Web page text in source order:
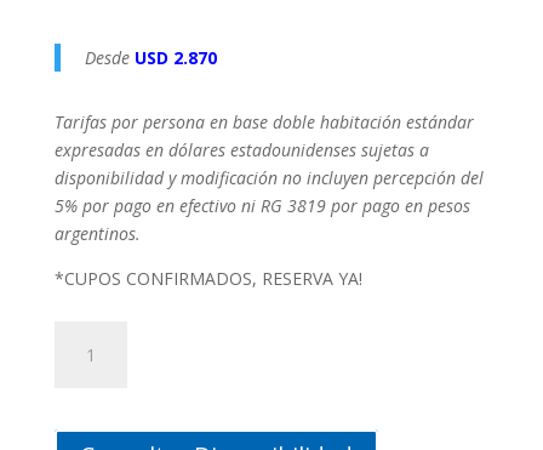
DesdeUSD 2.870
Tarifas por persona en base doble habitación estándar
expresadas en dólares estadounidenses sujetas a
disponibilidad y modificación no incluyen percepción del
5% por pago en efectivo ni RG 3819 por pago en pesos
argentinos.
*CUPOS CONFIRMADOS, RESERVA YA!
2026